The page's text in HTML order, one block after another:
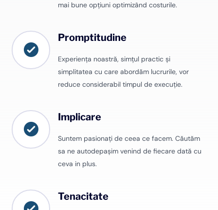
mai bune opțiuni optimizând costurile.
Promptitudine
Experiența noastră, simțul practic și
simplitatea cu care abordăm lucrurile, vor
reduce considerabil timpul de execuție.
Implicare
Suntem pasionați de ceea ce facem. Căutăm
sa ne autodepașim venind de fiecare dată cu
ceva in plus.
Tenacitate